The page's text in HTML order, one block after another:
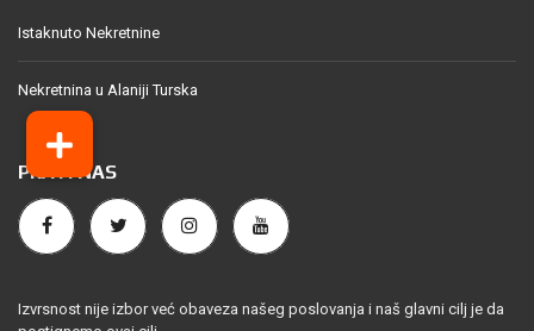
Istaknuto Nekretnine
Nekretnina u Alaniji Turska
PRATI NAS
Izvrsnost nije izbor već obaveza našeg poslovanja i naš glavni cilj je da